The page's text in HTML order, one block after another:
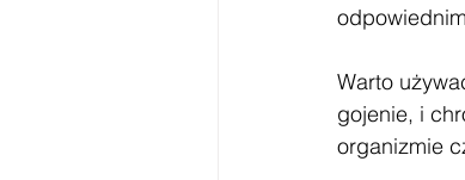
Warto
gojenie, i
organizmie